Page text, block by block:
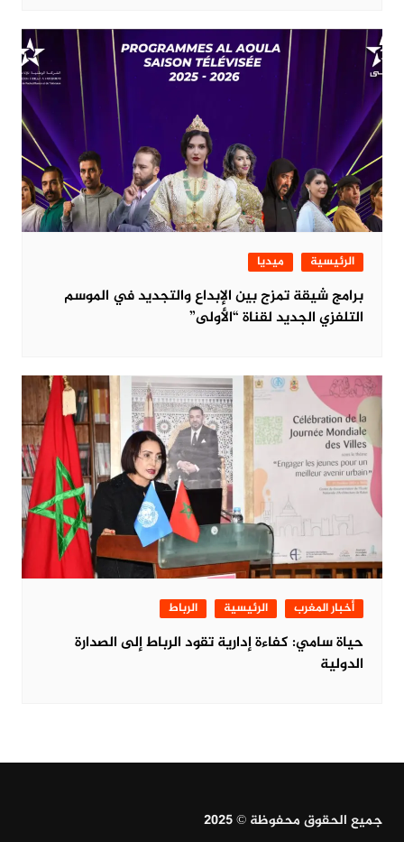
الرئيسية ميديا
برامج شيقة تمزج بين الإبداع والتجديد في الموسم
التلفزي الجديد لقناة “الأولى”
أخبار المغرب الرئيسية الرباط
حياة سامي: كفاءة إدارية تقود الرباط إلى الصدارة
الدولية
جميع الحقوق محفوظة © 2025